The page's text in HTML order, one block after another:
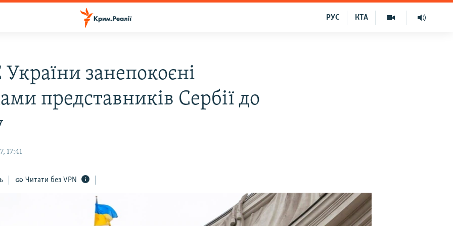
КТА
РУС
занепокоєні
представників Сербії до
17:41
Читати без VPN